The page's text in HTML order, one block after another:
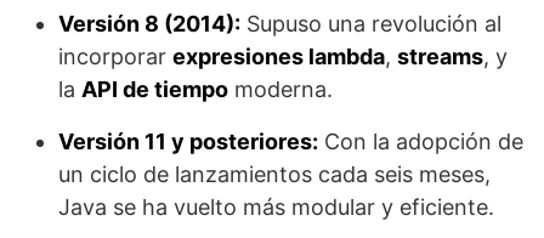
Versión 8 (2014): Supuso una revolución al
incorporar expresiones lambda, streams, y
la API de tiempo moderna.
Versión 11 y posteriores: Con la adopción de
un ciclo de lanzamientos cada seis meses,
Java se ha vuelto más modular y eficiente.